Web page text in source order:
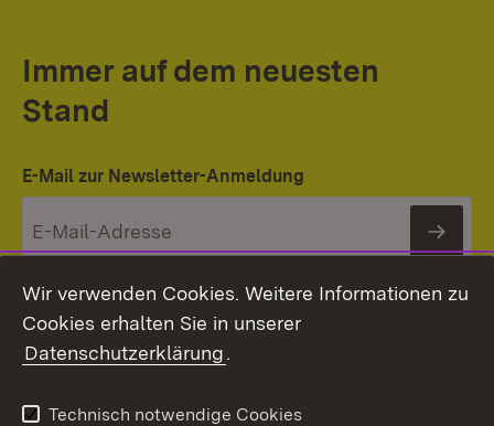
Immer auf dem neuesten
Stand
E-Mail zur Newsletter-Anmeldung
Themenübersicht
Wir verwenden Cookies. Weitere Informationen zu
Cookies erhalten Sie in unserer
Datenschutzerklärung.
Technisch notwendige Cookies